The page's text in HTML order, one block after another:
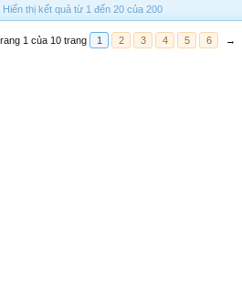
Hiển thị kết quả từ 1 đến 20 của 200
1 của 10 trang 1 2 3 4 5 6 →